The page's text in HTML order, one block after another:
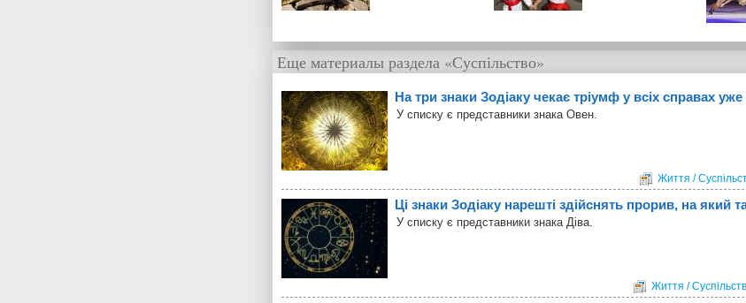
Еще материалы раздела «Суспільство»
На три знаки Зодіаку чекає тріумф у всіх справах
У списку є представники знака Овен.
Життя /
Ці знаки Зодіаку нарешті здійснять прорив, на який
У списку є представники знака Діва.
Життя /